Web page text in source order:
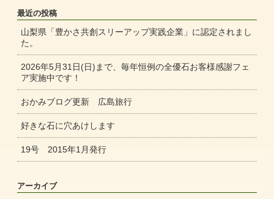
最近の投稿
山梨県「豊かさ共創スリーアップ実践企業」に認定されまし
た。
2026年5月31日(日)まで、毎年恒例の全優石お客様感謝フェ
ア実施中です！
おかみブログ更新 広島旅行
好きな石に穴あけします
19号 2015年1月発行
アーカイブ